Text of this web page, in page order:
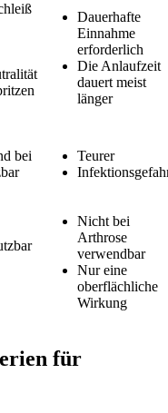
Dauerhafte
Einnahme
erforderlich
Die Anlaufzeit
dauert meist
länger
bei
Teurer
Nicht bei
Arthrose
verwendbar
Nur eine
oberflächliche
Wirkung
für